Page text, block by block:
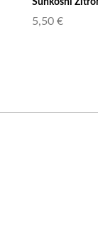
5,50 €